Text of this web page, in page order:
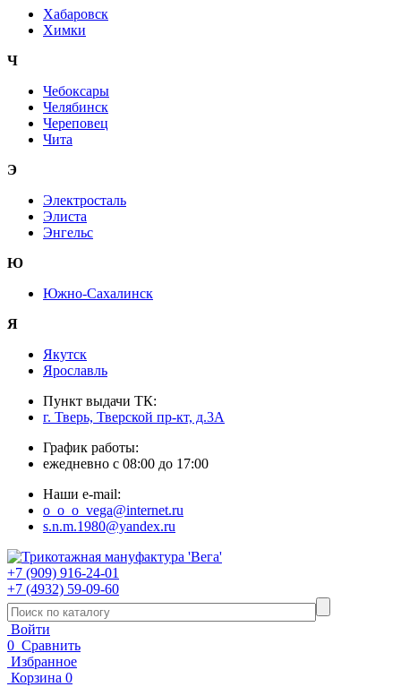
Хабаровск
Химки
Ч
Чебоксары
Челябинск
Череповец
Чита
Э
Электросталь
Элиста
Энгельс
Ю
Южно-Сахалинск
Я
Якутск
Ярославль
Пункт выдачи ТК:
г. Тверь, Тверской пр-кт, д.3А
График работы:
ежедневно с 08:00 до 17:00
Наши e-mail:
o_o_o_vega@internet.ru
s.n.m.1980@yandex.ru
+7 (909) 916-24-01
+7 (4932) 59-09-60
Войти
0 Сравнить
Избранное
Корзина 0